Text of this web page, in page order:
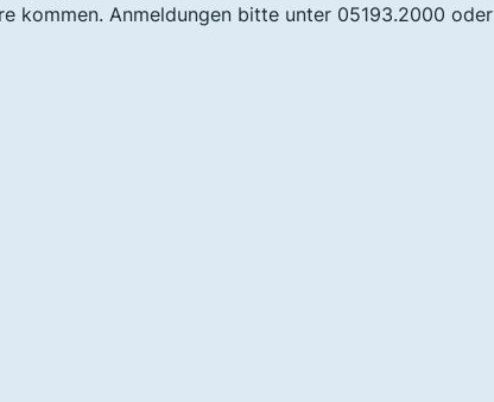
kommen. Anmeldungen bitte unter 05193.2000 oder